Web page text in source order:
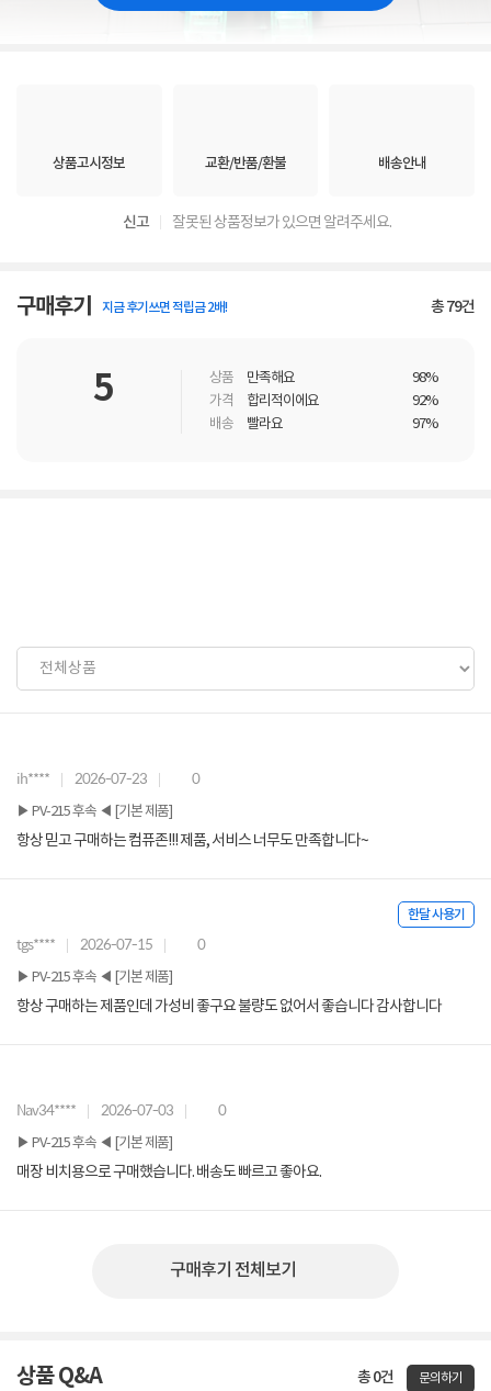
상품고시정보 교환/반품/환불 배송안내
신고 잘못된 상품정보가 있으면 알려주세요.
구매후기 지금 후기쓰면 적립금 2배! 총79건
5 상품 만족해요
98%
가격
합리적이에요
92%
배송
빨라요 97%
ih**** 2026-07-23 0
▶ PV-215 후속 ◀ [기본 제품]
항상 믿고 구매하는 컴퓨존!!! 제품, 서비스 너무도 만족합니다~
한달 사용기
tgs**** 2026-07-15 0
▶ PV-215 후속 ◀ [기본 제품]
항상 구매하는 제품인데 가성비 좋구요 불량도 없어서 좋습니다 감사합니다
Nav34**** 2026-07-03 0
▶ PV-215 후속 ◀ [기본 제품]
매장 비치용으로 구매했습니다. 배송도 빠르고 좋아요.
구매후기 전체보기
상품 Q&A 총 0건 문의하기